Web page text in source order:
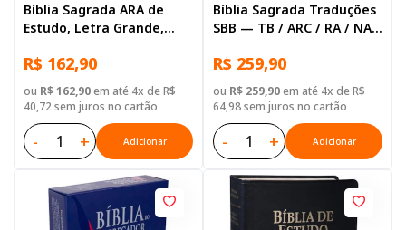
Bíblia Sagrada ARA de
Estudo, Letra Grande,
destacadas, com mapa,
Capa Couro Sintético
Vinho
R$ 162,90
ou R$ 162,90em até 4x de R$
40,72 sem juros no cartão
- + Adicionar
Bíblia Sagrada Traduções
SBB — TB / ARC / RA / NAA
com mapa, Capa Dura
Azul
R$ 259,90
ou R$ 259,90em até 4x de R$
64,98 sem juros no cartão
- + Adicionar